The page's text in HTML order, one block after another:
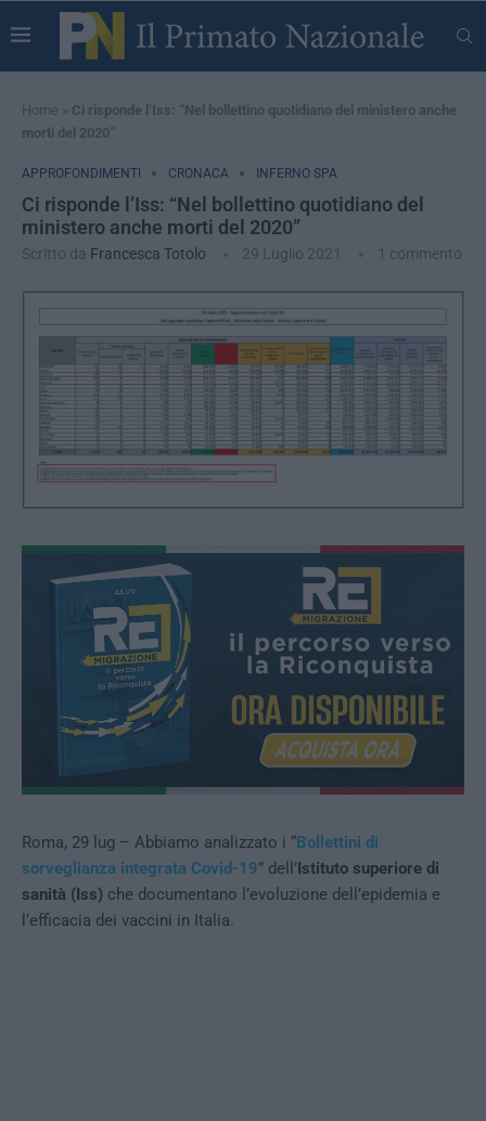
Home » Ci risponde l’Iss: “Nel bollettino quotidiano del ministero anche
morti del 2020”
APPROFONDIMENTI CRONACA INFERNO SPA
Ci risponde l’Iss: “Nel bollettino quotidiano del
ministero anche morti del 2020”
Scritto da Francesca Totolo 29 Luglio 2021 1 commento
Roma, 29 lug – Abbiamo analizzato i “Bollettini di
sorveglianza integrata Covid-19” dell’Istituto superiore di
sanità (Iss) che documentano l’evoluzione dell’epidemia e
l’efficacia dei vaccini in Italia.